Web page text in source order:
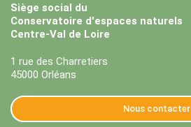
Siège social du
Conservatoire d'espaces naturels
Centre-Val de Loire
1 rue des Charretiers
45000 Orléans
Nous contacter